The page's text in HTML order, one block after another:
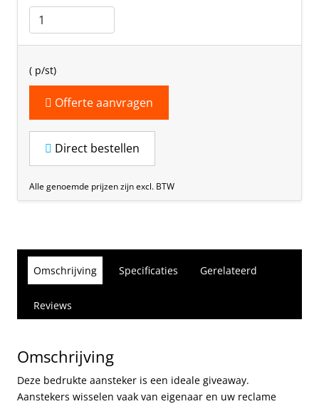
( p/st)
Offerte aanvragen
Direct bestellen
Alle genoemde prijzen zijn excl. BTW
Omschrijving Specificaties Gerelateerd
Reviews
Omschrijving
Deze bedrukte aansteker is een ideale giveaway.
Aanstekers wisselen vaak van eigenaar en uw reclame